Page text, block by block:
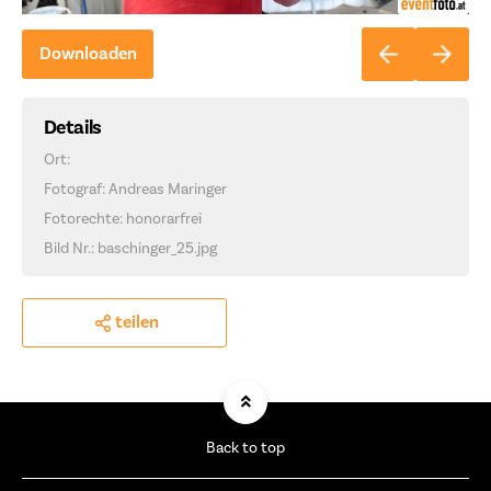
Downloaden
Details
Ort:
Fotograf: Andreas Maringer
Fotorechte: honorarfrei
Bild Nr.: baschinger_25.jpg
teilen
Back to top